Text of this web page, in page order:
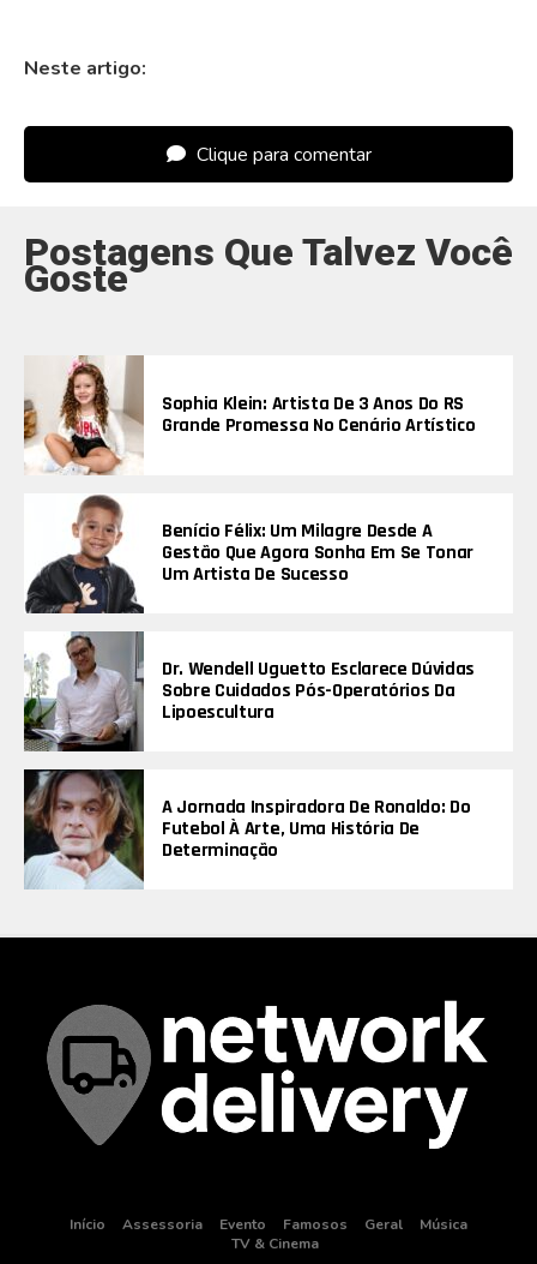
Neste artigo:
Clique para comentar
Postagens Que Talvez Você
Goste
Sophia Klein: Artista De 3 Anos Do RS
Grande Promessa No Cenário Artístico
Benício Félix: Um Milagre Desde A
Gestão Que Agora Sonha Em Se Tonar
Um Artista De Sucesso
Dr. Wendell Uguetto Esclarece Dúvidas
Sobre Cuidados Pós-Operatórios Da
Lipoescultura
A Jornada Inspiradora De Ronaldo: Do
Futebol À Arte, Uma História De
Determinação
Início Assessoria Evento Famosos Geral
Música
TV & Cinema